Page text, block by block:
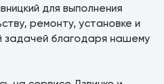
для выполнения
ремонту, установке и
задачей благодаря нашему